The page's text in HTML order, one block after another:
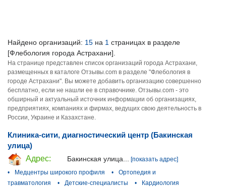
Найдено организаций: 15 на 1 страницах в разделе
[Флебология города Астрахани].
На странице представлен список организаций города Астрахани,
размещенных в каталоге Отзывы.com в разделе "Флебология в
городе Астрахани". Вы можете добавить организацию совершенно
бесплатно, если не нашли ее в справочнике. Отзывы.com - это
обширный и актуальный источник информации об организациях,
предприятиях, компаниях и фирмах, ведущих свою деятельность в
России, Украине и Казахстане.
Клиника-сити, диагностический центр (Бакинская
улица)
Адрес:
Бакинская улица...
[показать адрес]
•
Медцентры широкого профиля •
Ортопедия и
травматология
• Детские-специалисты •
Кардиология